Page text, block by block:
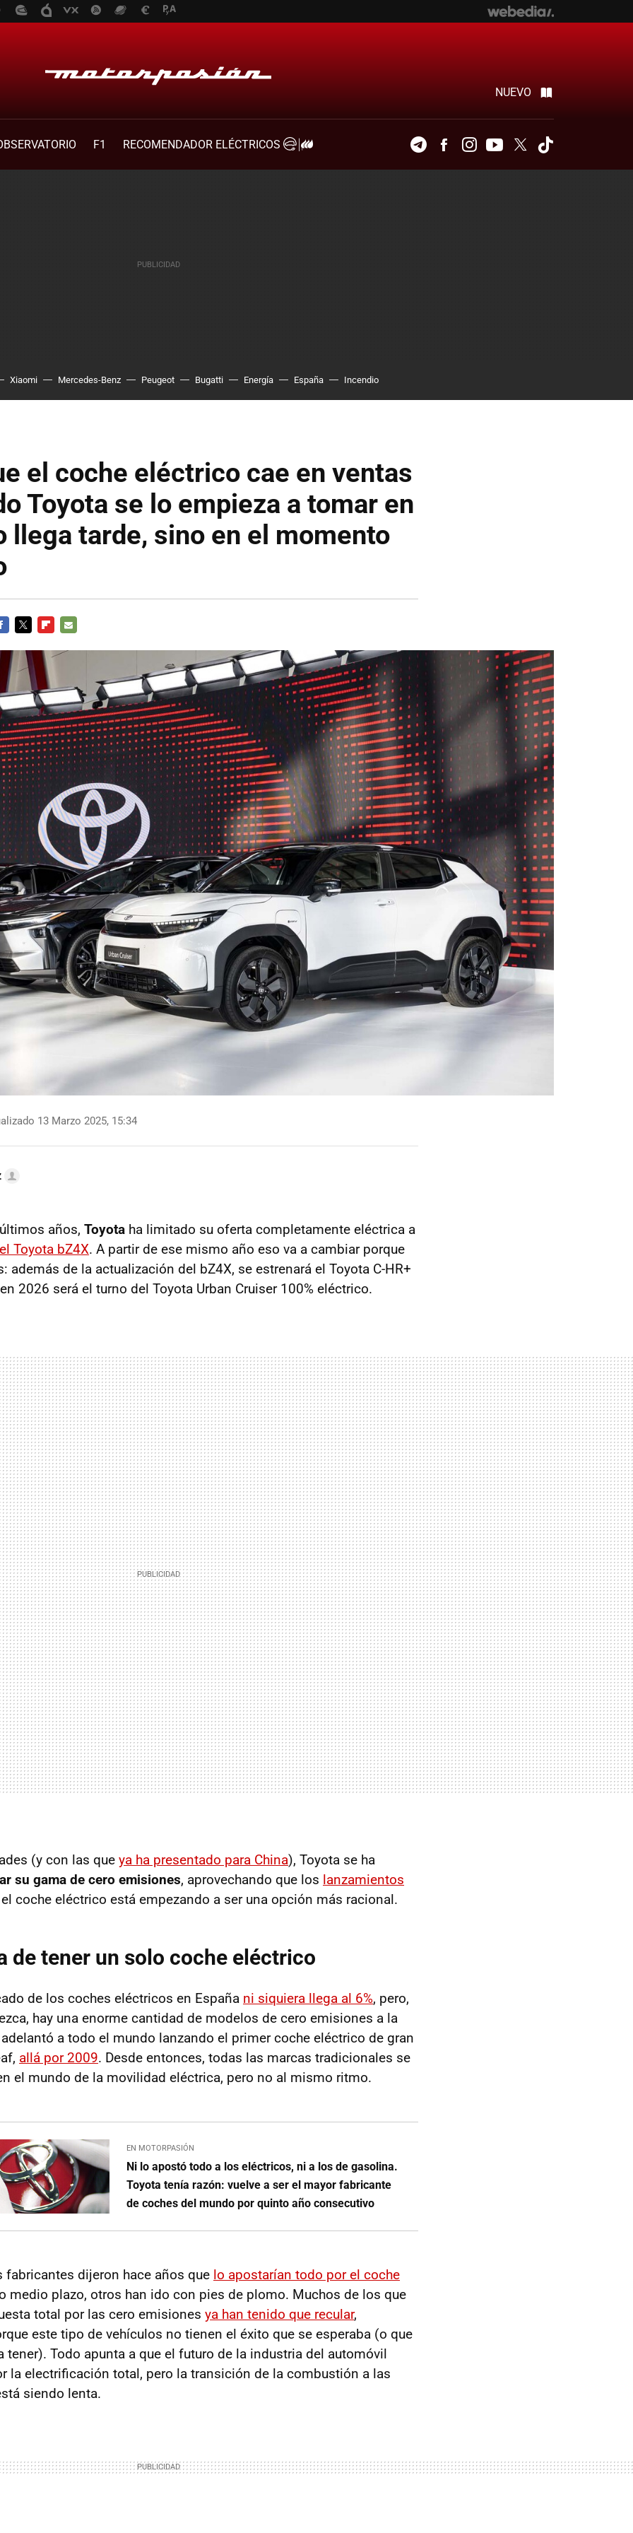
NUEVO
F1 RECOMENDADOR ELÉCTRICOS TelegramFacebookInstagramYoutubeTwitter
Xiaomi Mercedes-Benz Peugeot Bugatti Energía España Incendio
el coche eléctrico cae en ventas
Toyota se lo empieza a tomar en
llega tarde, sino en el momento
13 Marzo 2025, 15:34
años, Toyota ha limitado su oferta completamente eléctrica a
el Toyota bZ4X. A partir de ese mismo año eso va a cambiar porque
además de la actualización del bZ4X, se estrenará el Toyota C-HR+
2026 será el turno del Toyota Urban Cruiser 100% eléctrico.
(y con las que ya ha presentado para China), Toyota se ha
su gama de cero emisiones, aprovechando que los lanzamientos
coche eléctrico está empezando a ser una opción más racional.
de tener un solo coche eléctrico
de los coches eléctricos en España ni siquiera llega al 6%, pero,
hay una enorme cantidad de modelos de cero emisiones a la
a todo el mundo lanzando el primer coche eléctrico de gran
allá por 2009. Desde entonces, todas las marcas tradicionales se
el mundo de la movilidad eléctrica, pero no al mismo ritmo.
EN MOTORPASIÓN
Ni lo apostó todo a los eléctricos, ni a los de gasolina.
Toyota tenía razón: vuelve a ser el mayor fabricante
de coches del mundo por quinto año consecutivo
fabricantes dijeron hace años que lo apostarían todo por el coche
medio plazo, otros han ido con pies de plomo. Muchos de los que
total por las cero emisiones ya han tenido que recular,
este tipo de vehículos no tienen el éxito que se esperaba (o que
tener). Todo apunta a que el futuro de la industria del automóvil
la electrificación total, pero la transición de la combustión a las
siendo lenta.